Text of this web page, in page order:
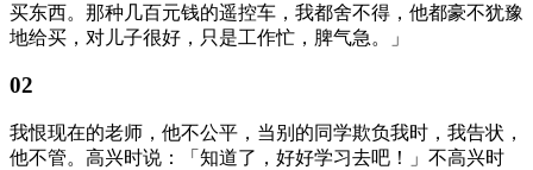
买东西。那种几百元钱的遥控车，我都舍不得，他都豪不犹豫
地给买，对儿子很好，只是工作忙，脾气急。」
02
我恨现在的老师，他不公平，当别的同学欺负我时，我告状，
他不管。高兴时说：「知道了，好好学习去吧！」不高兴时